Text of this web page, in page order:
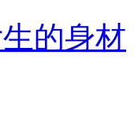
的身材